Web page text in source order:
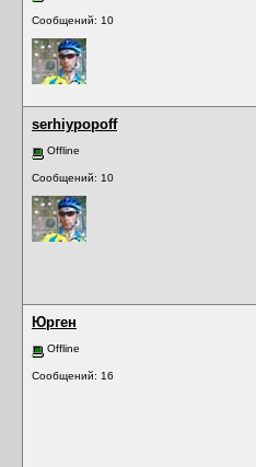
Сообщений: 10
serhiypopoff
Offline
Сообщений: 10
Юрген
Offline
Сообщений: 16